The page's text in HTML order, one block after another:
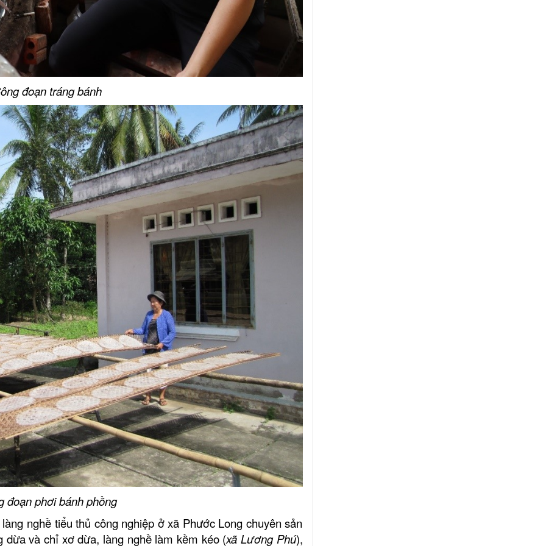
đoạn tráng bánh
đoạn phơi bánh phồng
nghề tiểu thủ công nghiệp ở xã Phước Long chuyên sản
dừa và chỉ xơdừa, làng nghề làm kềm kéo (xã Lương Phú),